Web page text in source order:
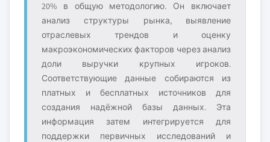
20% в общую методологию. Он включает
анализ структуры рынка, выявление
отраслевых трендов и оценку
макроэкономических факторов через анализ
доли выручки крупных игроков.
Соответствующие данные собираются из
платных и бесплатных источников для
создания надёжной базы данных. Эта
информация затем интегрируется для
поддержки первичных исследований и